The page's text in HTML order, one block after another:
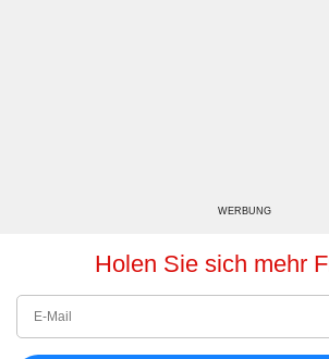
WERBUNG
Holen Sie sich mehr